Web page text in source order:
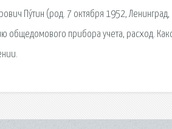
Пу́тин (род. 7 октября 1952,
общедомового прибора учета, расход.